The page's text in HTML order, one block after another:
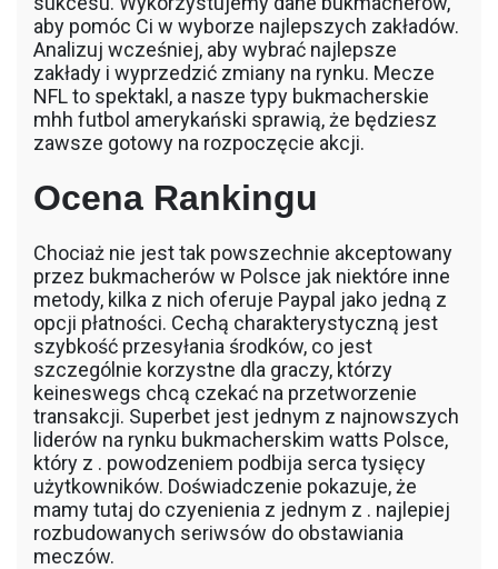
aby pomóc Ci w wyborze najlepszych zakładów.
Analizuj wcześniej, aby wybrać najlepsze
zakłady i wyprzedzić zmiany na rynku. Mecze
NFL to spektakl, a nasze typy bukmacherskie
mhh futbol amerykański sprawią, że będziesz
zawsze gotowy na rozpoczęcie akcji.
Ocena Rankingu
Chociaż nie jest tak powszechnie akceptowany
przez bukmacherów w Polsce jak niektóre inne
metody, kilka z nich oferuje Paypal jako jedną z
opcji płatności. Cechą charakterystyczną jest
szybkość przesyłania środków, co jest
szczególnie korzystne dla graczy, którzy
keineswegs chcą czekać na przetworzenie
transakcji. Superbet jest jednym z najnowszych
liderów na rynku bukmacherskim watts Polsce,
który z . powodzeniem podbija serca tysięcy
użytkowników. Doświadczenie pokazuje, że
mamy tutaj do czyenienia z jednym z . najlepiej
rozbudowanych seriwsów do obstawiania
meczów.